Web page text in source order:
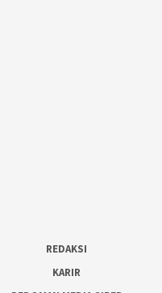
REDAKSI
KARIR